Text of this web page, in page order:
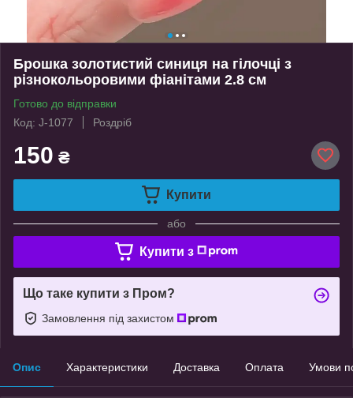
Брошка золотистий синиця на гілочці з
різнокольоровими фіанітами 2.8 см
Готово до відправки
Код: J-1077
Роздріб
150 ₴
Купити
або
Купити з
Що таке купити з Пром?
Замовлення під захистом
Опис Характеристики Доставка Оплата Умови